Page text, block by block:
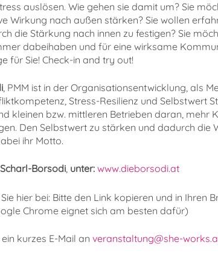
auslösen. Wie gehen sie damit um? Sie
Wirkung nach außen stärken? Sie wollen
die Stärkung nach innen zu festigen? Sie
dabeihaben und für eine wirksame
für Sie! Check-in and try out!
, PMM ist in der Organisationsentwicklung, als
Stress-Resilienz und Selbstwert
kleinen bzw. mittleren Betrieben daran, mehr
Den Selbstwert zu stärken und dadurch die
ihr Motto.
Borsodi, unter: www.dieborsodi.at
hier bei: Bitte den Link kopieren und in Ihren
Chrome eignet sich am besten dafür)
kurzes E-Mail an veranstaltung@she-